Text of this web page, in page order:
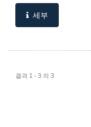
세부
결과 1 - 3 의 3